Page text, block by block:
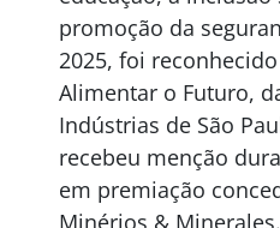
promoção da
2025, foi
Alimentar o Futuro,
Indústrias de São
recebeu menção
em premiação
Minérios & Minerales.